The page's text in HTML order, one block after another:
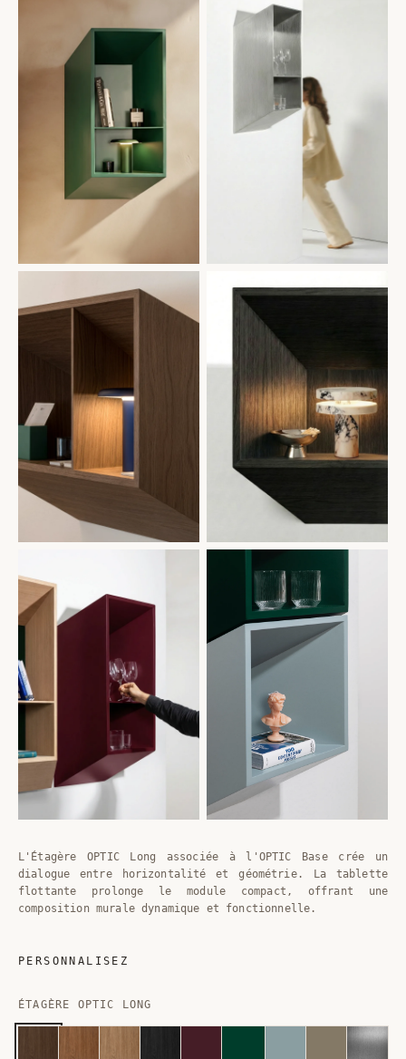
L'Étagère OPTIC Long associée à l'OPTIC Base crée un
dialogue entre horizontalité et géométrie. La tablette
flottante prolonge le module compact, offrant une
composition murale dynamique et fonctionnelle.
PERSONNALISEZ
ÉTAGÈRE OPTIC LONG